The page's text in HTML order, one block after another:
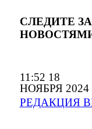
11:52 18
НОЯБРЯ 2024
РЕДАКЦИЯ
СЛЕДИТЕ ЗА